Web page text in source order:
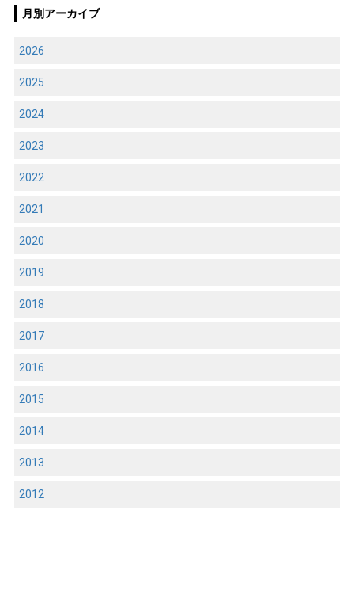
月別アーカイブ
2026
2025
2024
2023
2022
2021
2020
2019
2018
2017
2016
2015
2014
2013
2012